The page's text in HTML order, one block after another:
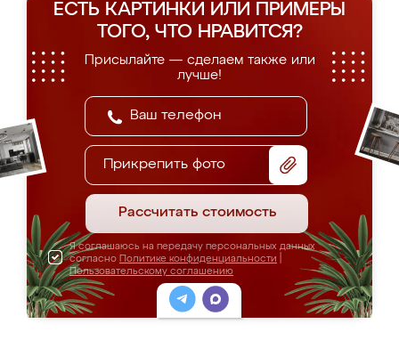
ЕСТЬ КАРТИНКИ ИЛИ ПРИМЕРЫ
ТОГО, ЧТО НРАВИТСЯ?
Присылайте — сделаем также или
лучше!
Прикрепить фото
Рассчитать стоимость
Я соглашаюсь на передачу персональных данных
согласно Политике конфиденциальности
Пользовательскому соглашению